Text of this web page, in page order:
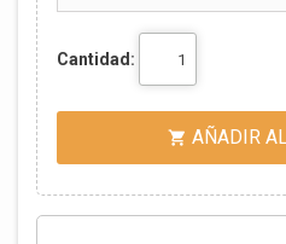
Cantidad:
 AÑADIR